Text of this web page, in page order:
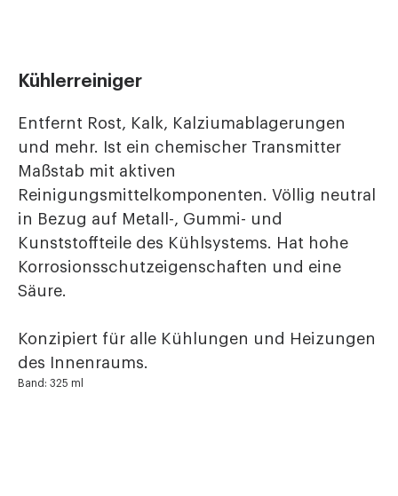
Kühlerreiniger
Entfernt Rost, Kalk, Kalziumablagerungen
und mehr. Ist ein chemischer Transmitter
Maßstab mit aktiven
Reinigungsmittelkomponenten. Völlig neutral
in Bezug auf Metall-, Gummi- und
Kunststoffteile des Kühlsystems. Hat hohe
Korrosionsschutzeigenschaften und eine
Säure.
Konzipiert für alle Kühlungen und Heizungen
des Innenraums.
Band: 325 ml